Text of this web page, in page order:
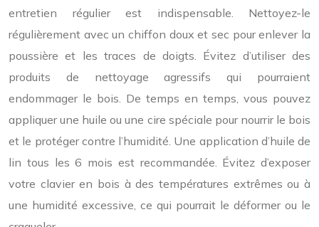
entretien régulier est indispensable. Nettoyez-le
régulièrement avec un chiffon doux et sec pour enlever la
poussière et les traces de doigts. Évitez d’utiliser des
produits de nettoyage agressifs qui pourraient
endommager le bois. De temps en temps, vous pouvez
appliquer une huile ou une cire spéciale pour nourrir le bois
et le protéger contre l’humidité. Une application d’huile de
lin tous les 6 mois est recommandée. Évitez d’exposer
votre clavier en bois à des températures extrêmes ou à
une humidité excessive, ce qui pourrait le déformer ou le